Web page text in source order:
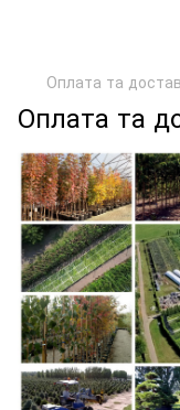
Оплата та
Оплата та